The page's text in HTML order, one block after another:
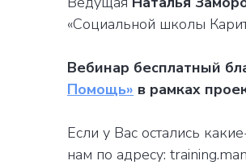
«Социальной школы
Вебинар бесплатный
Помощь» в рамках
Если у Вас остались
нам по адресу: